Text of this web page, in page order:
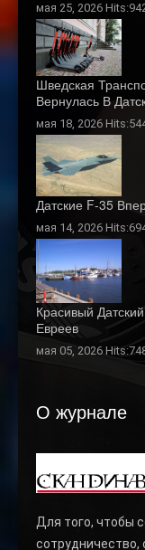
мая 25, 2026
Шведская
Вернулась В
мая 18, 2026
Датские F-35
мая 14, 2026
Красивый
Евреев
мая 05, 2026
О журнале
Для того, чтобы
сотрудничество,